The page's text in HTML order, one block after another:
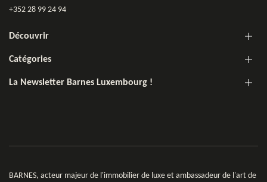
+352 28 99 24 94
Découvrir
Catégories
La Newsletter Barnes Luxembourg !
BARNES, acteur majeur de l'immobilier de luxe et ambassadeur de l'art de